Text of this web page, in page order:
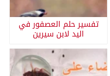
تفسير حلم العصفور في
اليد لابن سيرين